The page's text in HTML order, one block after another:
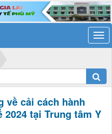
về cải cách hành
tại Trung tâm Y